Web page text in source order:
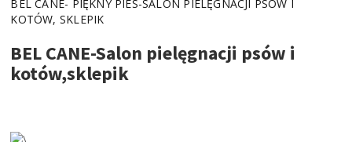
BEL CANE- PIĘKNY PIES-SALON PIELĘGNACJI PSÓW I
KOTÓW, SKLEPIK
BEL CANE-Salon pielęgnacji psów i
kotów,sklepik